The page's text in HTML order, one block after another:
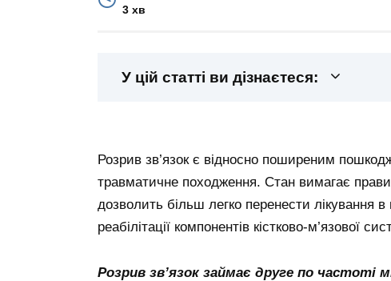
3 хв
У цій статті ви дізнаєтеся:
Розрив зв’язок є відносно поширеним
травматичне походження. Стан вимагає
дозволить більш легко перенести лікування
реабілітації компонентів кістково-м’язової
Розрив зв’язок займає друге по частоті